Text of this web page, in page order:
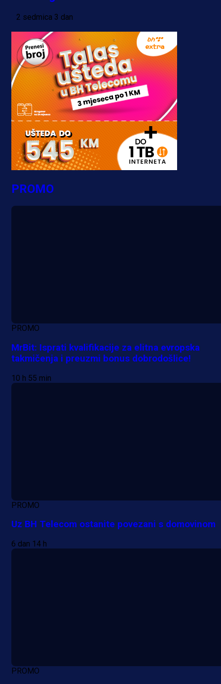
2 sedmica 3 dan
PROMO
PROMO
MrBit: Isprati kvalifikacije za elitna evropska
takmičenja i preuzmi bonus dobrodošlice!
10 h 55 min
PROMO
Uz BH Telecom ostanite povezani s domovinom
6 dan 14 h
PROMO